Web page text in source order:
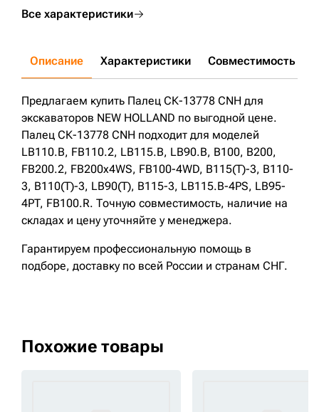
Все характеристики
Описание Характеристики Совместимость
Предлагаем купить Палец СК-13778 CNH для
экскаваторов NEW HOLLAND по выгодной цене.
Палец СК-13778 CNH подходит для моделей
LB110.B, FB110.2, LB115.B, LB90.B, B100, B200,
FB200.2, FB200x4WS, FB100-4WD, B115(T)-3, B110-
3, B110(T)-3, LB90(T), B115-3, LB115.B-4PS, LB95-
4PT, FB100.R. Точную совместимость, наличие на
складах и цену уточняйте у менеджера.
Гарантируем профессиональную помощь в
подборе, доставку по всей России и странам СНГ.
Похожие товары